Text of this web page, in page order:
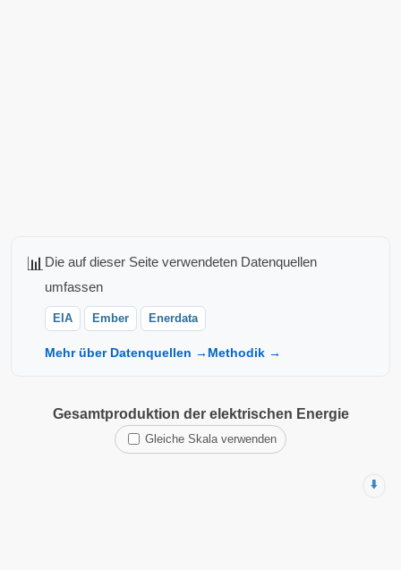
📊 Die auf dieser Seite verwendeten Datenquellen
umfassen
EIA Ember Enerdata
Mehr über Datenquellen → Methodik →
Gesamtproduktion der elektrischen Energie
Gleiche Skala verwenden
⬇️